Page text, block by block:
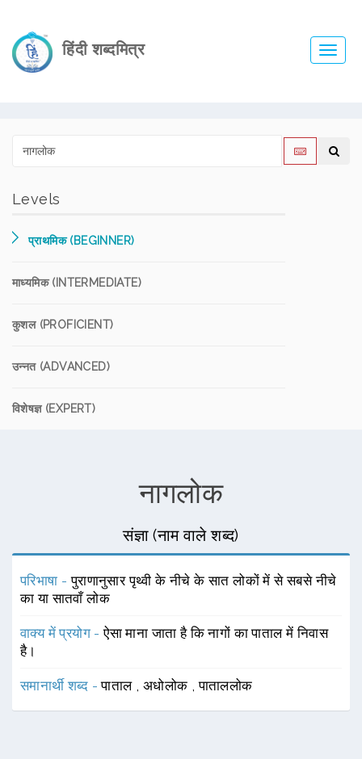
हिंदी शब्दमित्र
Levels
प्राथमिक (BEGINNER)
माध्यमिक (INTERMEDIATE)
कुशल (PROFICIENT)
उन्नत (ADVANCED)
विशेषज्ञ (EXPERT)
नागलोक
संज्ञा (नाम वाले शब्द)
परिभाषा -पुराणानुसार पृथ्वी के नीचे के सात लोकों में से सबसे नीचे
का या सातवाँ लोक
वाक्य में प्रयोग -ऐसा माना जाता है कि नागों का पाताल में निवास
है।
समानार्थी शब्द -पाताल , अधोलोक ,पाताललोक